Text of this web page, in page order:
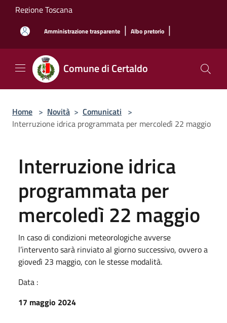
Salta al contenuto principale
Regione Toscana
Amministrazione trasparente | Albo pretorio |
Comune di Certaldo
Home > Novità > Comunicati >
Interruzione idrica programmata per mercoledì 22 maggio
Interruzione idrica
programmata per
mercoledì 22 maggio
In caso di condizioni meteorologiche avverse
l’intervento sarà rinviato al giorno successivo, ovvero a
giovedì 23 maggio, con le stesse modalità.
Data :
17 maggio 2024